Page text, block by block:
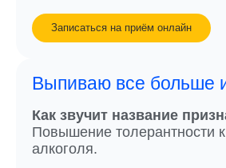
Записаться на приём онлайн
Выпиваю все больше
Как звучит название
Повышение толерантности
алкоголя.